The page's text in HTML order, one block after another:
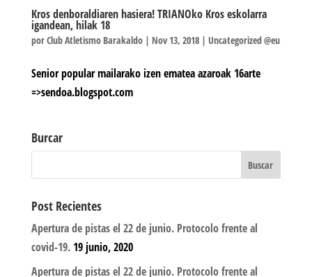
Kros denboraldiaren hasiera! TRIANOko Kros eskolarra
igandean, hilak 18
porClub Atletismo Barakaldo| Nov 13, 2018| Uncategorized @eu
Senior popular mailarako izen ematea azaroak 16arte
=>sendoa.blogspot.com
Burcar
Post Recientes
Apertura de pistas el 22 de junio. Protocolo frente al
covid-19. 19 junio, 2020
Apertura de pistas el 22 de junio. Protocolo frente al